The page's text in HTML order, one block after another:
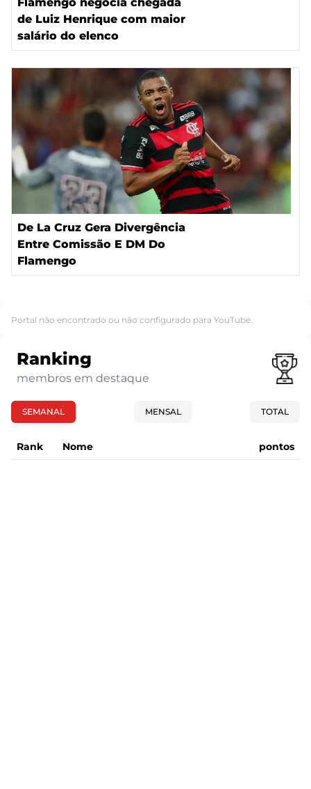
de Luiz Henrique com maior
salário do elenco
De La Cruz Gera Divergência
Entre Comissão E DM Do
Flamengo
Portal não encontrado ou não configurado para YouTube.
Ranking
membros em destaque
SEMANAL MENSAL TOTAL
Rank Nome pontos